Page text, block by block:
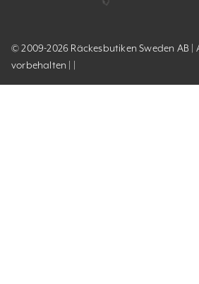
© 2009-2026 Räckesbutiken Sweden AB |
vorbehalten | |